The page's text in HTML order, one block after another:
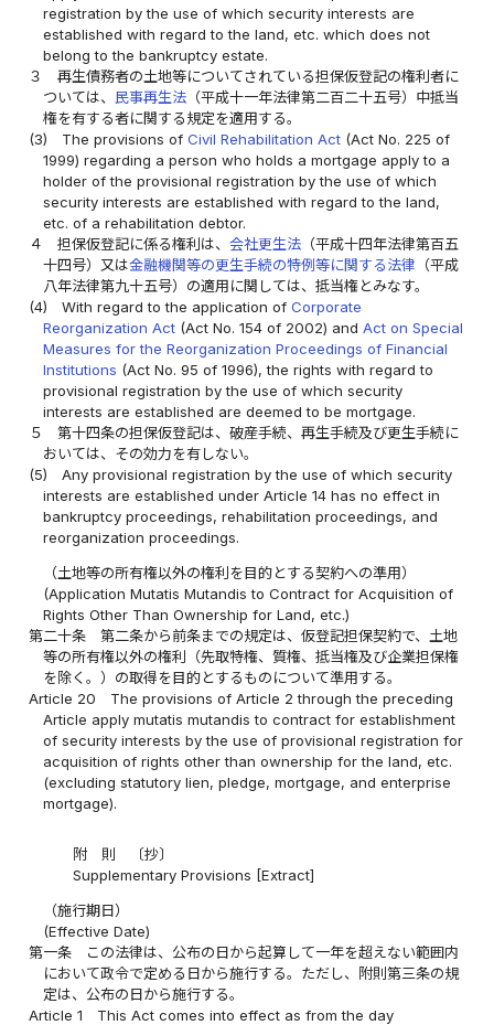
registration by the use of which security interests are
established with regard to the land, etc. which does not
belong to the bankruptcy estate.
３
再生債務者の土地等についてされている担保仮登記の権利者に
ついては、民事再生法 （平成十一年法律第二百二十五号）中抵当
権を有する者に関する規定を適用する。
(3)
The provisions ofCivil Rehabilitation Act (Act No. 225 of
1999) regarding a person who holds a mortgage apply to a
holder of the provisional registration by the use of which
security interests are established with regard to the land,
etc. of a rehabilitation debtor.
４
担保仮登記に係る権利は、会社更生法 （平成十四年法律第百五
十四号）又は金融機関等の更生手続の特例等に関する法律 （平成
八年法律第九十五号）の適用に関しては、抵当権とみなす。
(4)
With regard to the application ofCorporate
Reorganization Act (Act No. 154 of 2002) andAct on Special
Measures for the Reorganization Proceedings of Financial
Institutions (Act No. 95 of 1996), the rights with regard to
provisional registration by the use of which security
interests are established are deemed to be mortgage.
５
第十四条の担保仮登記は、破産手続、再生手続及び更生手続に
おいては、その効力を有しない。
(5)
Any provisional registration by the use of which security
interests are established under Article 14 has no effect in
bankruptcy proceedings, rehabilitation proceedings, and
reorganization proceedings.
（土地等の所有権以外の権利を目的とする契約への準用）
(Application Mutatis Mutandis to Contract for Acquisition of
Rights Other Than Ownership for Land, etc.)
第二十条
第二条から前条までの規定は、仮登記担保契約で、土地
等の所有権以外の権利（先取特権、質権、抵当権及び企業担保権
を除く。）の取得を目的とするものについて準用する。
Article 20
The provisions of Article 2 through the preceding
Article apply mutatis mutandis to contract for establishment
of security interests by the use of provisional registration for
acquisition of rights other than ownership for the land, etc.
(excluding statutory lien, pledge, mortgage, and enterprise
mortgage).
附 則 〔抄〕
Supplementary Provisions [Extract]
（施行期日）
(Effective Date)
第一条
この法律は、公布の日から起算して一年を超えない範囲内
において政令で定める日から施行する。ただし、附則第三条の規
定は、公布の日から施行する。
Article 1
This Act comes into effect as from the day